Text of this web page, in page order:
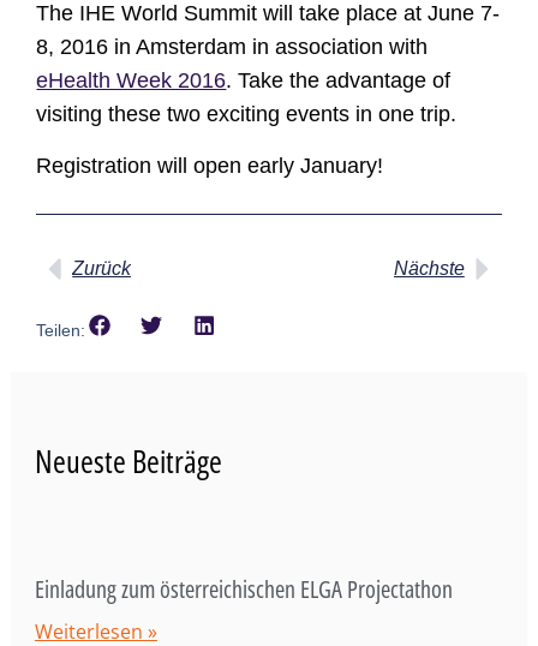
The IHE World Summit will take place at June 7-
8, 2016 in Amsterdam in association with
eHealth Week 2016. Take the advantage of
visiting these two exciting events in one trip.
Registration will open early January!
Zurück Nächste
Teilen:
Neueste Beiträge
Einladung zum österreichischen ELGA Projectathon
Weiterlesen »